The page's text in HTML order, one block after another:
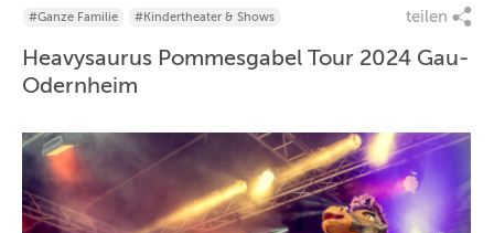
DÜSSELDORF
ESSEN
NÜRNBERG
WIEN
ZÜRICH
ANDERE
REGIONEN
#Ganze Familie #Kindertheater & Shows teilen
Heavysaurus Pommesgabel Tour 2024 Gau-
Odernheim